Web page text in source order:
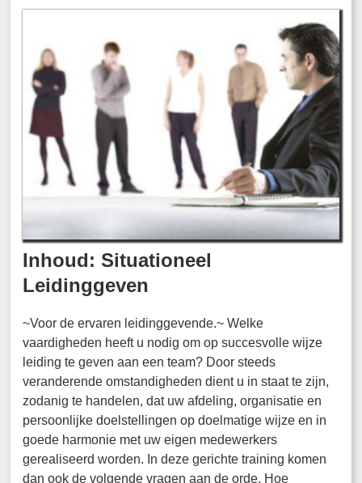
Inhoud: Situationeel
Leidinggeven
~Voor de ervaren leidinggevende.~ Welke
vaardigheden heeft u nodig om op succesvolle wijze
leiding te geven aan een team? Door steeds
veranderende omstandigheden dient u in staat te zijn,
zodanig te handelen, dat uw afdeling, organisatie en
persoonlijke doelstellingen op doelmatige wijze en in
goede harmonie met uw eigen medewerkers
gerealiseerd worden. In deze gerichte training komen
dan ook de volgende vragen aan de orde. Hoe